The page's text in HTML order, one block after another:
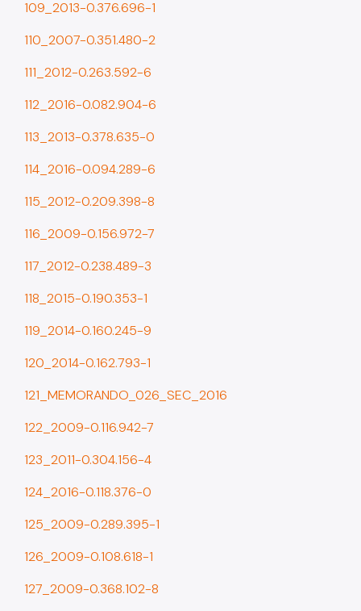
109_2013-0.376.696-1
110_2007-0.351.480-2
111_2012-0.263.592-6
112_2016-0.082.904-6
113_2013-0.378.635-0
114_2016-0.094.289-6
115_2012-0.209.398-8
116_2009-0.156.972-7
117_2012-0.238.489-3
118_2015-0.190.353-1
119_2014-0.160.245-9
120_2014-0.162.793-1
121_MEMORANDO_026_SEC_2016
122_2009-0.116.942-7
123_2011-0.304.156-4
124_2016-0.118.376-0
125_2009-0.289.395-1
126_2009-0.108.618-1
127_2009-0.368.102-8